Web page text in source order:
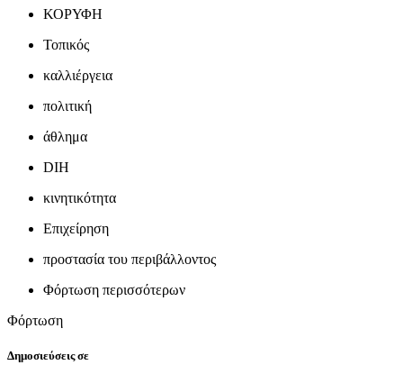
ΚΟΡΥΦΗ
Τοπικός
καλλιέργεια
πολιτική
άθλημα
DIH
κινητικότητα
Επιχείρηση
προστασία του περιβάλλοντος
Φόρτωση περισσότερων
Φόρτωση
Δημοσιεύσεις σε